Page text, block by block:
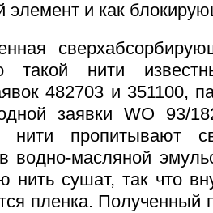
и как
такой нити
482703 и 351100,
заявки WO 93/
нити пропитывают
водно-масляной
нить сушат, так что
пленка. Полученный